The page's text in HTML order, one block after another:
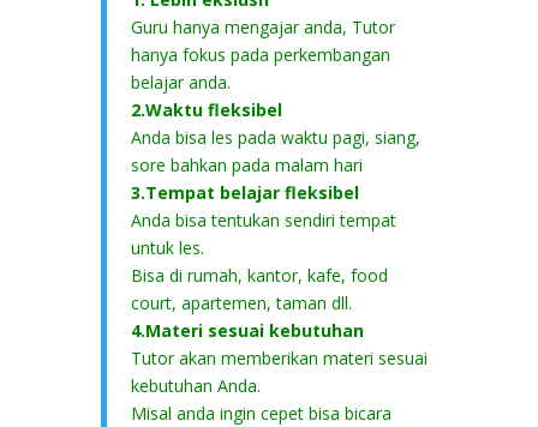
Guru hanya mengajar anda, Tutor
hanya fokus pada perkembangan
belajar anda.
2.Waktu fleksibel
Anda bisa les pada waktu pagi, siang,
sore bahkan pada malam hari
3.Tempat belajar fleksibel
Anda bisa tentukan sendiri tempat
untuk les.
Bisa di rumah, kantor, kafe, food
court, apartemen, taman dll.
4.Materi sesuai kebutuhan
Tutor akan memberikan materi sesuai
kebutuhan Anda.
Misal anda ingin cepet bisa bicara